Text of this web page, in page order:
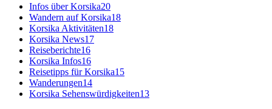
Infos über Korsika20
Wandern auf Korsika18
Korsika Aktivitäten18
Korsika News17
Reiseberichte16
Korsika Infos16
Reisetipps für Korsika15
Wanderungen14
Korsika Sehenswürdigkeiten13